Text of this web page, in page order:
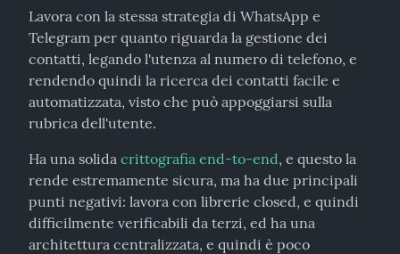
Lavora con la stessa strategia di WhatsApp e
Telegram per quanto riguarda la gestione dei
contatti, legando l'utenza al numero di telefono, e
rendendo quindi la ricerca dei contatti facile e
automatizzata, visto che può appoggiarsi sulla
rubrica dell'utente.
Ha una solida crittografia end-to-end, e questo la
rende estremamente sicura, ma ha due principali
punti negativi: lavora con librerie closed, e quindi
difficilmente verificabili da terzi, ed ha una
architettura centralizzata, e quindi è poco